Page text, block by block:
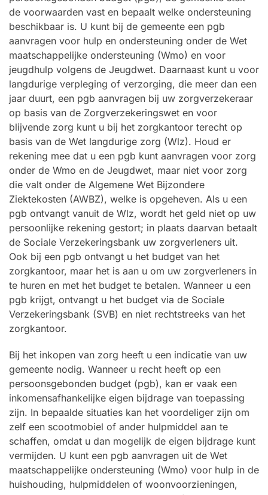
de voorwaarden vast en bepaalt welke ondersteuning
beschikbaar is. U kunt bij de gemeente een pgb
aanvragen voor hulp en ondersteuning onder de Wet
maatschappelijke ondersteuning (Wmo) en voor
jeugdhulp volgens de Jeugdwet. Daarnaast kunt u voor
langdurige verpleging of verzorging, die meer dan een
jaar duurt, een pgb aanvragen bij uw zorgverzekeraar
op basis van de Zorgverzekeringswet en voor
blijvende zorg kunt u bij het zorgkantoor terecht op
basis van de Wet langdurige zorg (Wlz). Houd er
rekening mee dat u een pgb kunt aanvragen voor zorg
onder de Wmo en de Jeugdwet, maar niet voor zorg
die valt onder de Algemene Wet Bijzondere
Ziektekosten (AWBZ), welke is opgeheven. Als u een
pgb ontvangt vanuit de Wlz, wordt het geld niet op uw
persoonlijke rekening gestort; in plaats daarvan betaalt
de Sociale Verzekeringsbank uw zorgverleners uit.
Ook bij een pgb ontvangt u het budget van het
zorgkantoor, maar het is aan u om uw zorgverleners in
te huren en met het budget te betalen. Wanneer u een
pgb krijgt, ontvangt u het budget via de Sociale
Verzekeringsbank (SVB) en niet rechtstreeks van het
zorgkantoor.
Bij het inkopen van zorg heeft u een indicatie van uw
gemeente nodig. Wanneer u recht heeft op een
persoonsgebonden budget (pgb), kan er vaak een
inkomensafhankelijke eigen bijdrage van toepassing
zijn. In bepaalde situaties kan het voordeliger zijn om
zelf een scootmobiel of ander hulpmiddel aan te
schaffen, omdat u dan mogelijk de eigen bijdrage kunt
vermijden. U kunt een pgb aanvragen uit de Wet
maatschappelijke ondersteuning (Wmo) voor hulp in de
huishouding, hulpmiddelen of woonvoorzieningen,